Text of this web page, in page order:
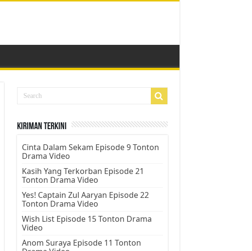
Kiriman Terkini
Cinta Dalam Sekam Episode 9 Tonton
Drama Video
Kasih Yang Terkorban Episode 21
Tonton Drama Video
Yes! Captain Zul Aaryan Episode 22
Tonton Drama Video
Wish List Episode 15 Tonton Drama
Video
Anom Suraya Episode 11 Tonton